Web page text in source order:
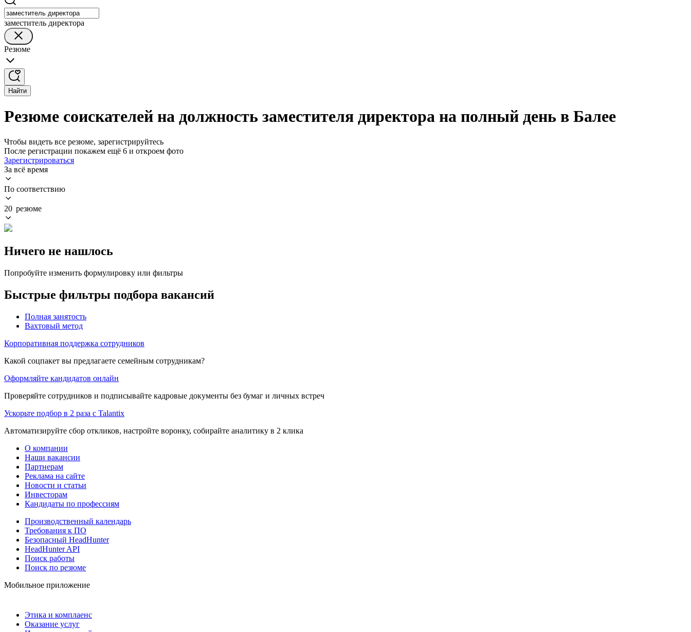
заместитель директора
Резюме
Найти
Резюме соискателей на должность заместителя директора на полный день в Балее
Чтобы видеть все резюме, зарегистрируйтесь
После регистрации покажем ещё 6 и откроем фото
Зарегистрироваться
За всё время
По соответствию
20 резюме
Ничего не нашлось
Попробуйте изменить формулировку или фильтры
Быстрые фильтры подбора вакансий
Полная занятость
Вахтовый метод
Корпоративная поддержка сотрудников
Какой соцпакет вы предлагаете семейным сотрудникам?
Оформляйте кандидатов онлайн
Проверяйте сотрудников и подписывайте кадровые документы без бумаг и личных встреч
Ускорьте подбор в 2 раза с Talantix
Автоматизируйте сбор откликов, настройте воронку, собирайте аналитику в 2 клика
О компании
Наши вакансии
Партнерам
Реклама на сайте
Новости и статьи
Инвесторам
Кандидаты по профессиям
Производственный календарь
Требования к ПО
Безопасный HeadHunter
HeadHunter API
Поиск работы
Поиск по резюме
Мобильное приложение
Этика и комплаенс
Оказание услуг